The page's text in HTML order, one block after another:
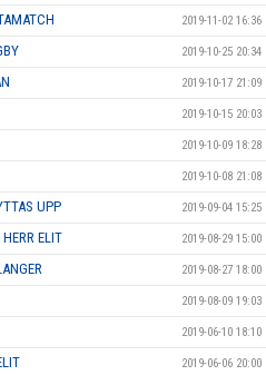
2019-11-02 16:36
2019-10-25 20:34
2019-10-17 21:09
2019-10-15 20:03
2019-10-09 18:28
2019-10-08 21:08
UPP 2019-09-04 15:25
ELIT 2019-08-29 15:00
2019-08-27 18:00
2019-08-09 19:03
2019-06-10 18:10
2019-06-06 20:00